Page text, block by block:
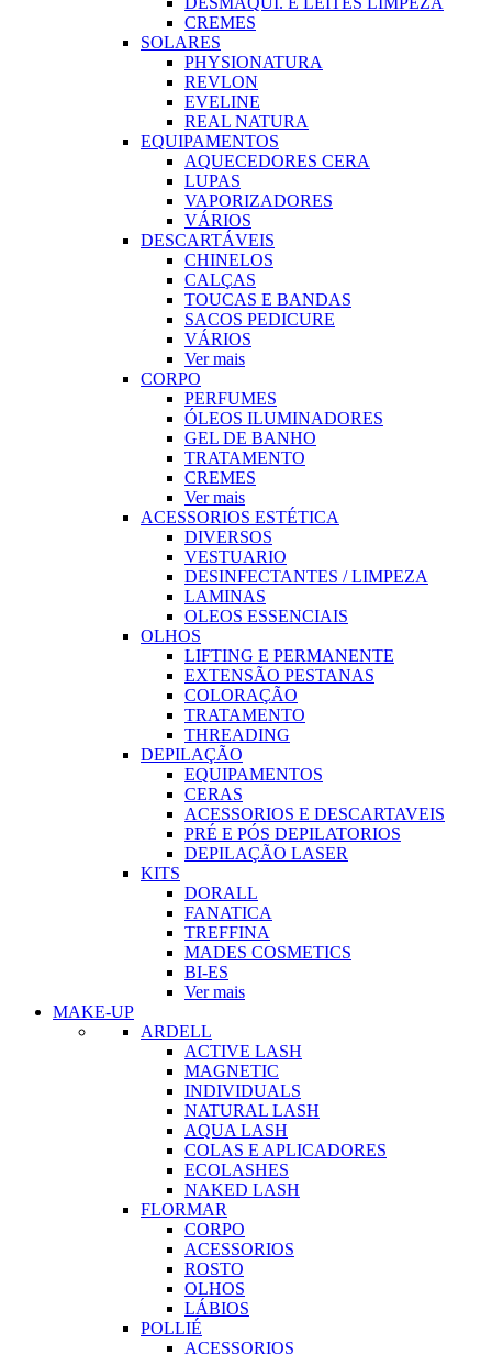
CREMES
SOLARES
PHYSIONATURA
REVLON
EVELINE
REAL NATURA
EQUIPAMENTOS
AQUECEDORES CERA
LUPAS
VAPORIZADORES
VÁRIOS
DESCARTÁVEIS
CHINELOS
CALÇAS
TOUCAS E BANDAS
SACOS PEDICURE
VÁRIOS
Ver mais
CORPO
PERFUMES
ÓLEOS ILUMINADORES
GEL DE BANHO
TRATAMENTO
CREMES
Ver mais
ACESSORIOS ESTÉTICA
DIVERSOS
VESTUARIO
DESINFECTANTES / LIMPEZA
LAMINAS
OLEOS ESSENCIAIS
OLHOS
LIFTING E PERMANENTE
EXTENSÃO PESTANAS
COLORAÇÃO
TRATAMENTO
THREADING
DEPILAÇÃO
EQUIPAMENTOS
CERAS
ACESSORIOS E DESCARTAVEIS
PRÉ E PÓS DEPILATORIOS
DEPILAÇÃO LASER
KITS
DORALL
FANATICA
TREFFINA
MADES COSMETICS
BI-ES
Ver mais
MAKE-UP
ARDELL
ACTIVE LASH
MAGNETIC
INDIVIDUALS
NATURAL LASH
AQUA LASH
COLAS E APLICADORES
ECOLASHES
NAKED LASH
FLORMAR
CORPO
ACESSORIOS
ROSTO
OLHOS
LÁBIOS
POLLIÉ
ACESSORIOS